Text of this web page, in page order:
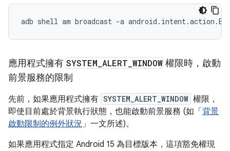
adb shell am broadcast -a
應用程式擁有 SYSTEM ALERT WINDOW 權限時，啟動
前景服務的限制
先前，如果應用程式擁有 SYSTEM_ALERT_WINDOW 權限，
即使目前處於背景執行狀態，也能啟動前景服務 (如「 背景
啟動限制的例外狀況」一文所述)。
如果應用程式指定 Android 15 為目標版本，這項豁免權現